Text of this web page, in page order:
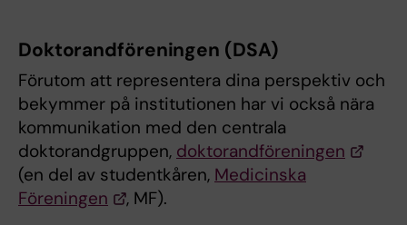
Doktorandföreningen (DSA)
Förutom att representera dina perspektiv och
bekymmer på institutionen har vi också nära
kommunikation med den centrala
doktorandgruppen, doktorandföreningen
(en del av studentkåren, Medicinska
Föreningen
, MF).